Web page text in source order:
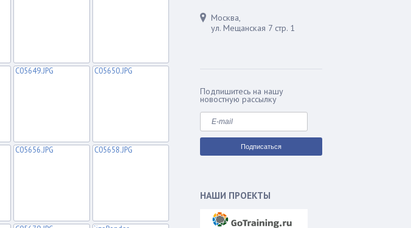
Москва,
ул. Мещанская 7 стр. 1
Подпишитесь на нашу
новостную рассылку
НАШИ ПРОЕКТЫ